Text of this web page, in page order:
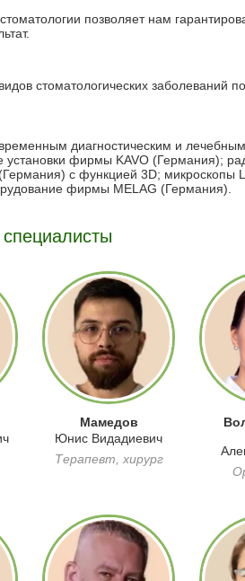
позволяет нам
стоматологических заболеваний
диагностическим и лечебным
установки фирмы KAVO (Германия);
с функцией 3D; микроскопы
фирмы MELAG (Германия).
Мамедов
Юнис Видадиевич
Терапевт, хирург